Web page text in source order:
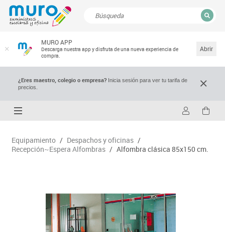
MURO APP
Descarga nuestra app y disfruta de una nueva experiencia de
compra.
Abrir
¿Eres maestro, colegio o empresa?Inicia sesión para ver tu tarifa de
precios.
Equipamiento / Despachos y oficinas /
Recepción~Espera Alfombras / Alfombra clásica 85x150 cm.